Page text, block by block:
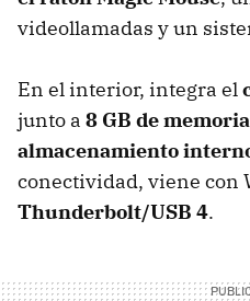
videollamadas y un
En el interior, integra el
junto a 8 GB de
almacenamiento
conectividad, viene con
Thunderbolt/USB 4.